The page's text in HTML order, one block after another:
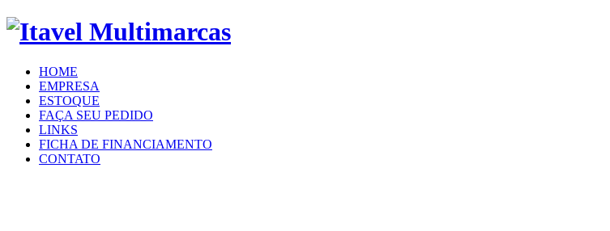
HOME
EMPRESA
ESTOQUE
FAÇA SEU PEDIDO
LINKS
FICHA DE FINANCIAMENTO
CONTATO